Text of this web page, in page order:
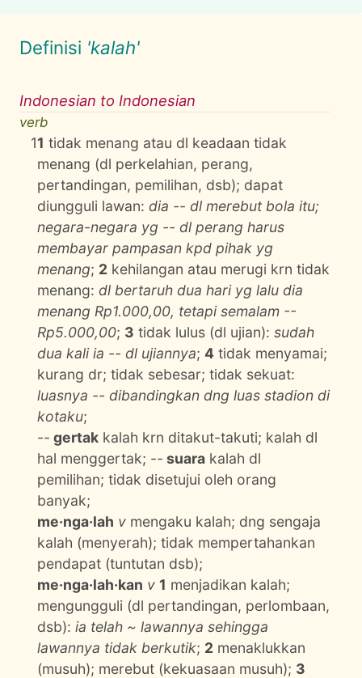
Definisi 'kalah'
Indonesian to Indonesian
verb
11 tidak menang atau dl keadaan tidak
menang (dl perkelahian, perang,
pertandingan, pemilihan, dsb); dapat
diungguli lawan:dia -- dl merebut bola itu;
negara-negara yg -- dl perang harus
membayar pampasan kpd pihak yg
menang; 2 kehilangan atau merugi krn tidak
menang:dl bertaruh dua hari yg lalu dia
menang Rp1.000,00, tetapi semalam --
Rp5.000,00; 3 tidak lulus (dl ujian):sudah
dua kali ia -- dl ujiannya;4 tidak menyamai;
kurang dr; tidak sebesar; tidak sekuat:
luasnya -- dibandingkan dng luas stadion di
kotaku;
-- gertak kalah krn ditakut-takuti; kalah dl
hal menggertak; -- suara kalah dl
pemilihan; tidak disetujui oleh orang
banyak;
me·nga·lah v mengaku kalah; dng sengaja
kalah (menyerah); tidak mempertahankan
pendapat (tuntutan dsb);
me·nga·lah·kan v 1 menjadikan kalah;
mengungguli (dl pertandingan, perlombaan,
dsb):ia telah ~ lawannya sehingga
lawannya tidak berkutik; 2 menaklukkan
(musuh); merebut (kekuasaan musuh); 3